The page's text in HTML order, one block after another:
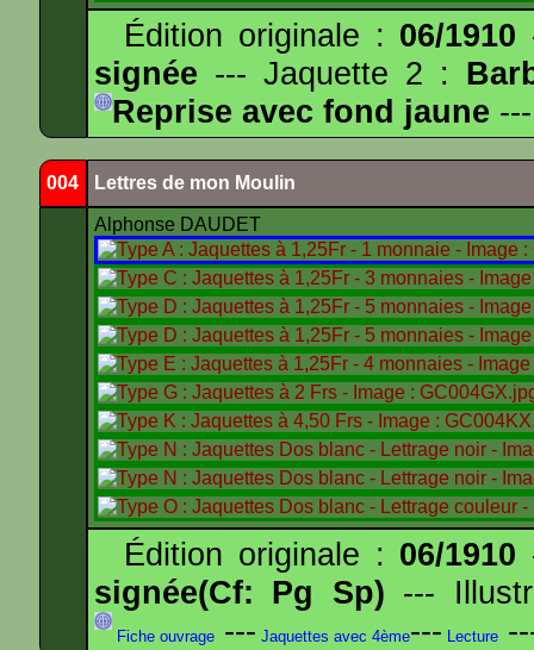
Édition originale : 06/1910
signée --- Jaquette 2 :
Reprise avec fond jaune ---
004 Lettres de mon Moulin
Alphonse DAUDET
Édition originale : 06/1910
signée(Cf: Pg Sp) ---
Fiche ouvrage --- Jaquettes avec 4ème--- Lecture